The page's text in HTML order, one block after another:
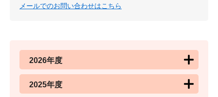
メールでのお問い合わせはこちら
2026年度
2025年度